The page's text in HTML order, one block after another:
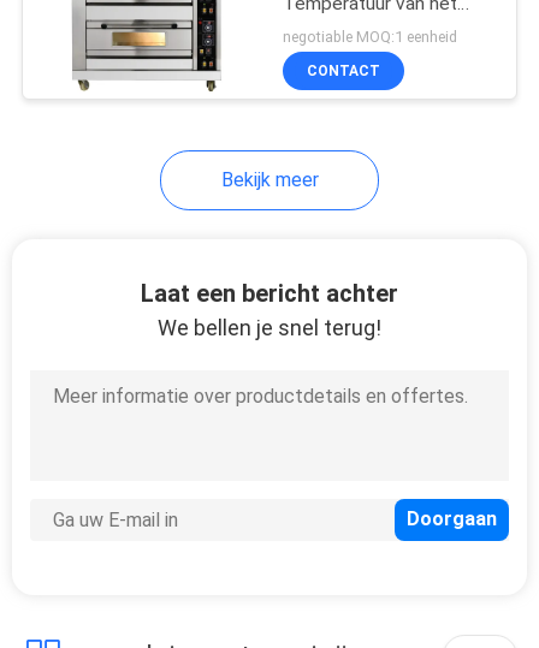
voedselverwerking
Het Materiaal van
staalcatering
hotelwasserij
roestvrij staal
Commerciële Elektrische
Baksel Controle
negotiable MOQ:1 eenheid
CONTACT
Bekijk meer
Laat een bericht achter
We bellen je snel terug!